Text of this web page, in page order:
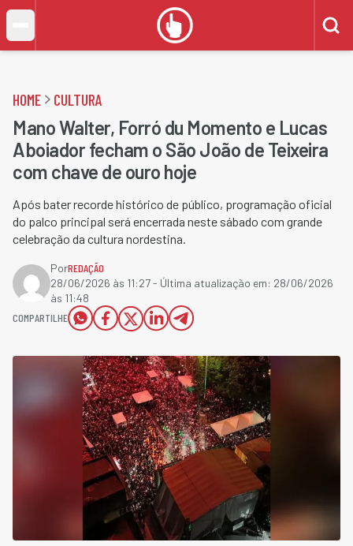
HOME CULTURA
Mano Walter, Forró du Momento e Lucas
Aboiador fecham o São João de Teixeira
com chave de ouro hoje
Após bater recorde histórico de público, programação oficial
do palco principal será encerrada neste sábado com grande
celebração da cultura nordestina.
PorREDAÇÃO
28/06/2026 às 11:27- Última atualização em: 28/06/2026
às 11:48
COMPARTILHE